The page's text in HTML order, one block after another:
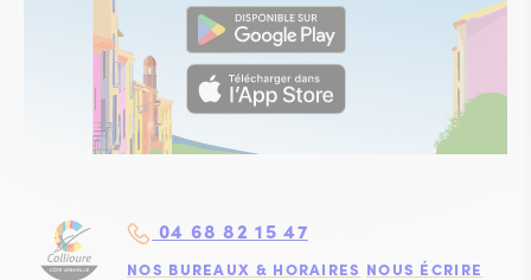
04 68 82 15 47
NOS BUREAUX & HORAIRES NOUS ÉCRIRE